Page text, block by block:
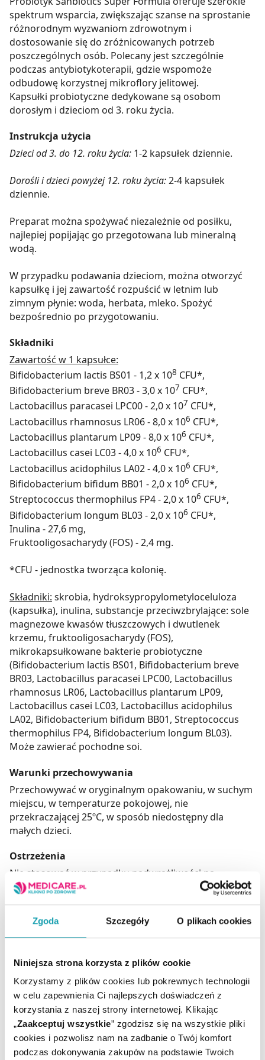
Zgoda Szczegóły O plikach cookies
Niniejsza strona korzysta z plików cookie
Korzystamy z plików cookies lub pokrewnych technologii
w celu zapewnienia Ci najlepszych doświadczeń z
korzystania z naszej strony internetowej. Klikając
„Zaakceptuj wszystkie” zgodzisz się na wszystkie pliki
cookies i pozwolisz nam na zadbanie o Twój komfort
podczas dokonywania zakupów na podstawie Twoich
spektrum wsparcia, zwiększając szanse na sprostanie
różnorodnym wyzwaniom zdrowotnym i
dostosowanie się do zróżnicowanych potrzeb
poszczególnych osób. Polecany jest szczególnie
podczas antybiotykoterapii, gdzie wspomoże
odbudowę korzystnej mikroflory jelitowej.
Kapsułki probiotyczne dedykowane są osobom
dorosłym i dzieciom od 3. roku życia.
Instrukcja użycia
Dzieci od 3. do 12. roku życia: 1-2 kapsułek dziennie.
Dorośli i dzieci powyżej 12. roku życia:2-4 kapsułek
dziennie.
Preparat można spożywać niezależnie od posiłku,
najlepiej popijając go przegotowana lub mineralną
wodą.
W przypadku podawania dzieciom, można otworzyć
kapsułkę i jej zawartość rozpuścić w letnim lub
zimnym płynie: woda, herbata, mleko. Spożyć
bezpośrednio po przygotowaniu.
Składniki
Zawartość w 1 kapsułce:
Bifidobacterium lactis BS01 - 1,2 x 108 CFU*,
Bifidobacterium breve BR03 - 3,0 x 107 CFU*,
Lactobacillus paracasei LPC00 - 2,0 x 107 CFU*,
Lactobacillus rhamnosus LR06 - 8,0 x 106 CFU*,
Lactobacillus plantarum LP09 - 8,0 x 106 CFU*,
Lactobacillus casei LC03 - 4,0 x 106 CFU*,
Lactobacillus acidophilus LA02 - 4,0 x 106 CFU*,
Bifidobacterium bifidum BB01 - 2,0 x 106 CFU*,
Streptococcus thermophilus FP4 - 2,0 x 106 CFU*,
Bifidobacterium longum BL03 - 2,0 x 106 CFU*,
Inulina - 27,6 mg,
Fruktooligosacharydy (FOS) - 2,4 mg.
*CFU - jednostka tworząca kolonię.
Składniki: skrobia, hydroksypropylometyloceluloza
(kapsułka), inulina, substancje przeciwzbrylające: sole
magnezowe kwasów tłuszczowych i dwutlenek
krzemu, fruktooligosacharydy (FOS),
mikrokapsułkowane bakterie probiotyczne
(Bifidobacterium lactis BS01, Bifidobacterium breve
BR03, Lactobacillus paracasei LPC00, Lactobacillus
rhamnosus LR06, Lactobacillus plantarum LP09,
Lactobacillus casei LC03, Lactobacillus acidophilus
LA02, Bifidobacterium bifidum BB01, Streptococcus
thermophilus FP4, Bifidobacterium longum BL03).
Może zawierać pochodne soi.
Warunki przechowywania
Przechowywać w oryginalnym opakowaniu, w suchym
miejscu, w temperaturze pokojowej, nie
przekraczającej 25ºC, w sposób niedostępny dla
małych dzieci.
Ostrzeżenia
Nie stosować w przypadku nadwrażliwości na
którykolwiek składnik produktu.
Nie należy przekraczać zalecanej porcji do spożycia w
Suplement diety nie może być stosowany jako
substytut zróżnicowanej diety.
Adres producenta
UNIPRO Sp. z o.o.
Targowisko 553,
32-015 Kłaj.
biuro@uniproinfo.pl
Podmiot odpowiedzialny